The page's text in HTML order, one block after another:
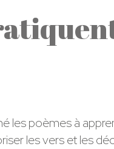
les poèmes à
les vers et les